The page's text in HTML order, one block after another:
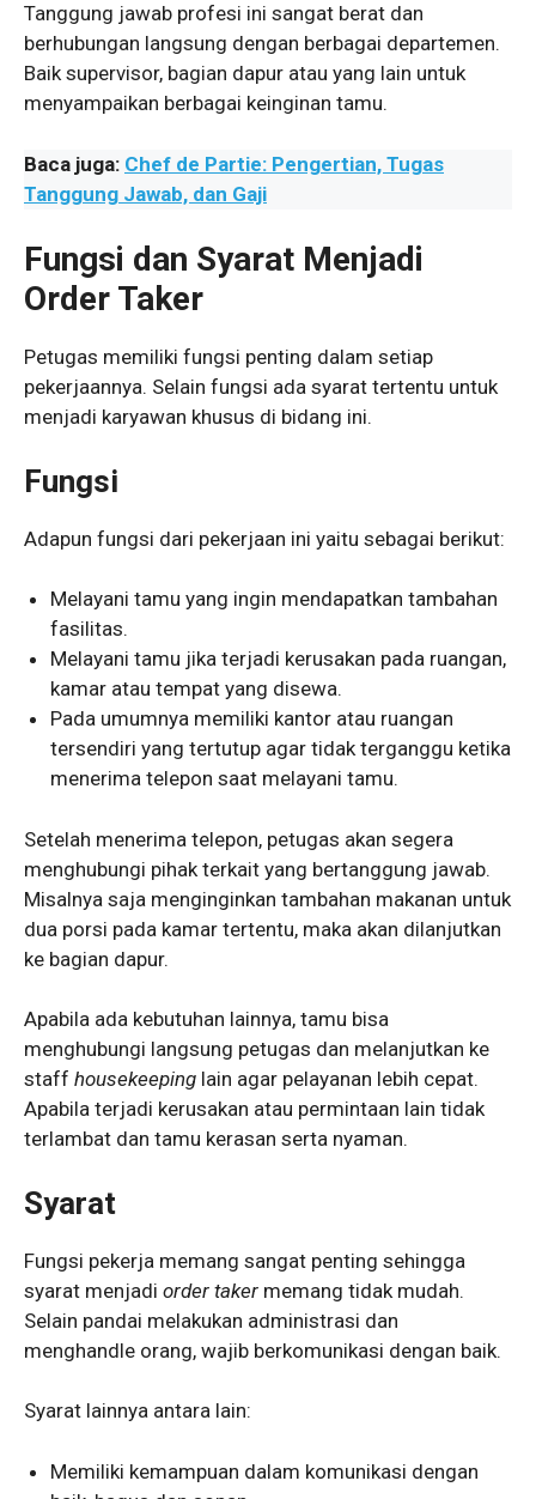
Tanggung jawab profesi ini sangat berat dan
berhubungan langsung dengan berbagai departemen.
Baik supervisor, bagian dapur atau yang lain untuk
menyampaikan berbagai keinginan tamu.
Baca juga: Chef de Partie: Pengertian, Tugas
Tanggung Jawab, dan Gaji
Fungsi dan Syarat Menjadi
Order Taker
Petugas memiliki fungsi penting dalam setiap
pekerjaannya. Selain fungsi ada syarat tertentu untuk
menjadi karyawan khusus di bidang ini.
Fungsi
Adapun fungsi dari pekerjaan ini yaitu sebagai berikut:
Melayani tamu yang ingin mendapatkan tambahan
fasilitas.
Melayani tamu jika terjadi kerusakan pada ruangan,
kamar atau tempat yang disewa.
Pada umumnya memiliki kantor atau ruangan
tersendiri yang tertutup agar tidak terganggu ketika
menerima telepon saat melayani tamu.
Setelah menerima telepon, petugas akan segera
menghubungi pihak terkait yang bertanggung jawab.
Misalnya saja menginginkan tambahan makanan untuk
dua porsi pada kamar tertentu, maka akan dilanjutkan
ke bagian dapur.
Apabila ada kebutuhan lainnya, tamu bisa
menghubungi langsung petugas dan melanjutkan ke
staff housekeeping lain agar pelayanan lebih cepat.
Apabila terjadi kerusakan atau permintaan lain tidak
terlambat dan tamu kerasan serta nyaman.
Syarat
Fungsi pekerja memang sangat penting sehingga
syarat menjadi order taker memang tidak mudah.
Selain pandai melakukan administrasi dan
menghandle orang, wajib berkomunikasi dengan baik.
Syarat lainnya antara lain:
Memiliki kemampuan dalam komunikasi dengan